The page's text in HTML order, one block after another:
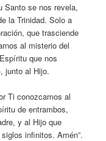
Santo se nos revela,
la Trinidad. Solo a
que trasciende
al misterio del
que nos
junto al Hijo.
Ti conozcamos al
de entrambos,
y al Hijo que
infinitos. Amén”.